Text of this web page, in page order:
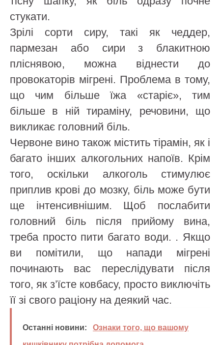
стукати.
Зрілі сорти сиру, такі як чеддер,
пармезан або сири з блакитною
пліснявою, можна віднести до
провокаторів мігрені. Проблема в тому,
що чим більше їжа «старіє», тим
більше в ній тираміну, речовини, що
викликає головний біль.
Червоне вино також містить тірамін, як і
багато інших алкогольних напоїв. Крім
того, оскільки алкоголь стимулює
приплив крові до мозку, біль може бути
ще інтенсивнішим. Щоб послабити
головний біль після прийому вина,
треба просто пити багато води. . Якщо
ви помітили, що напади мігрені
починають вас переслідувати після
того, як з’їсте ковбасу, просто виключіть
її зі свого раціону на деякий час.
Останні новини:
Ознаки того, що вашому